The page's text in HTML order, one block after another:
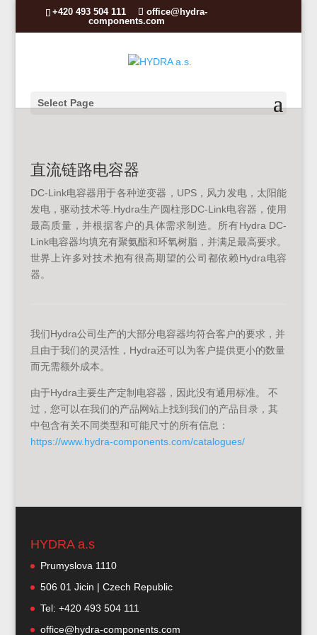
+420 493 504 111
office@hydra-
components.com
Select Page
直流链路电容器
DC-Link电容器用于各种逆变器，UPS，风力发电，太阳能
发电，驱动技术等.Hydra生产圆柱形DC-Link电容器，使用
最高质量，并根据客户的具体需求制造。所有Hydra DC-
Link电容器均填充有聚氨酯和环氧树脂，并满足最高要求。
世界上许多对技术抱有很高期望的公司都依赖Hydra电容
器。
我们Hydra公司生产的大部分电容器均符合客户的要求，并
且由于我们的灵活性，Hydra还可以为客户提供更小的数量
而无需额外成本。
由于Hydra主要生产定制电容器，因此没有通用标准。 不
过，您可以在我们的产品网站上找到我们的产品目录，其
中包含有关不同类型和可能尺寸的所有信息：
https://www.hydra-components.com/catalogues/
HYDRA a.s
Prumyslova 1110
506 01 Jicin | Czech Republic
Tel: +420 493 504 111
office@hydra-components.com